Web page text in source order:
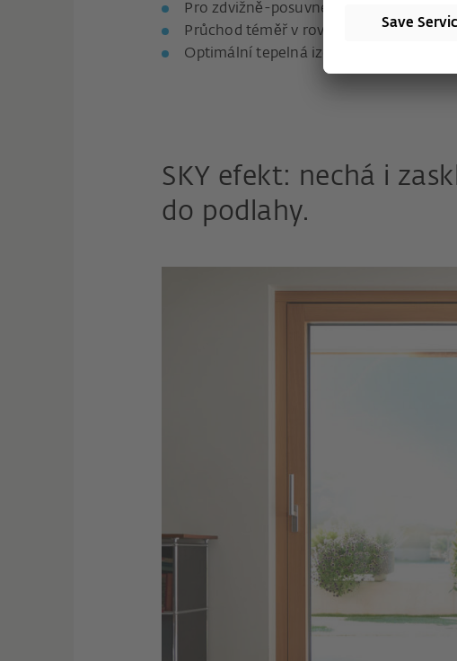
Pro zdvižně-posuvné systémy ze dřeva
Průchod téměř v rovině díky
Optimální tepelná izolace díky
SKY efekt: nechá i
do podlahy.